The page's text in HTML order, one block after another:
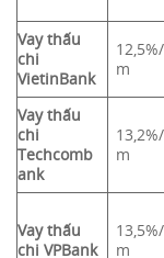
Vay thấu
chi
VietinBank
m
Vay thấu
chi
Techcomb
ank
m
Vay thấu
chi VPBank
m